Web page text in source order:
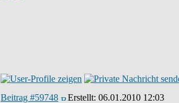
Beitrag #59748 Erstellt: 06.01.2010 12:03